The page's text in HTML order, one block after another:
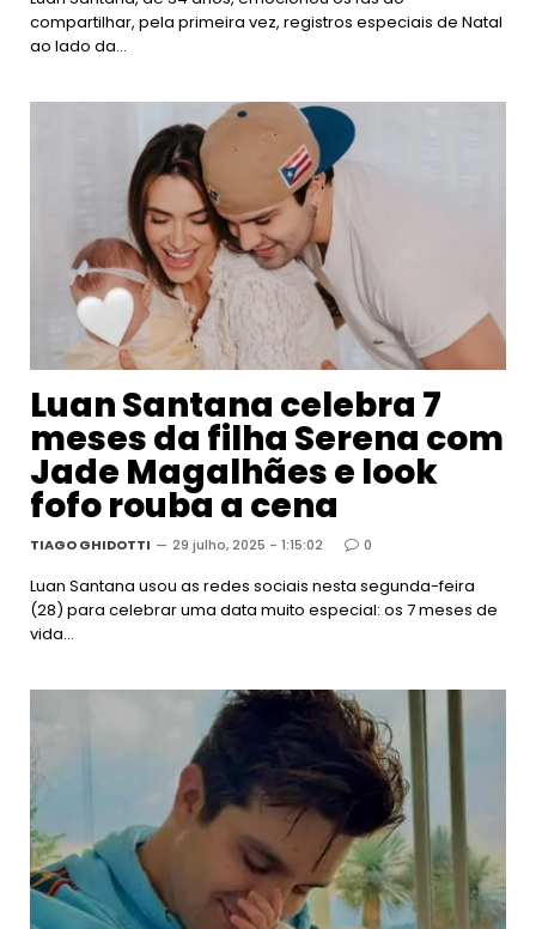
compartilhar, pela primeira vez, registros especiais de Natal
ao lado da…
Luan Santana celebra 7
meses da filha Serena com
Jade Magalhães e look
fofo rouba a cena
TIAGO GHIDOTTI 29 julho, 2025 - 1:15:02 0
Luan Santana usou as redes sociais nesta segunda-feira
(28) para celebrar uma data muito especial: os 7 meses de
vida…